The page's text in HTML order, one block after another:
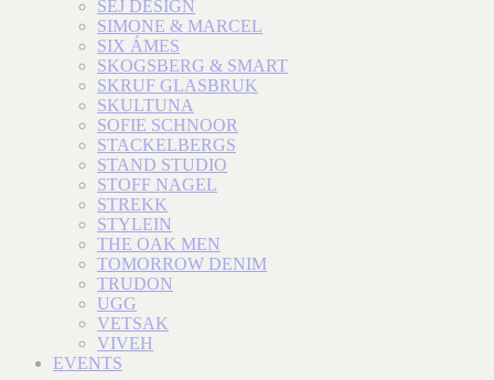
SEJ DESIGN
SIMONE & MARCEL
SIX ÁMES
SKOGSBERG & SMART
SKRUF GLASBRUK
SKULTUNA
SOFIE SCHNOOR
STACKELBERGS
STAND STUDIO
STOFF NAGEL
STREKK
STYLEIN
THE OAK MEN
TOMORROW DENIM
TRUDON
UGG
VETSAK
VIVEH
EVENTS